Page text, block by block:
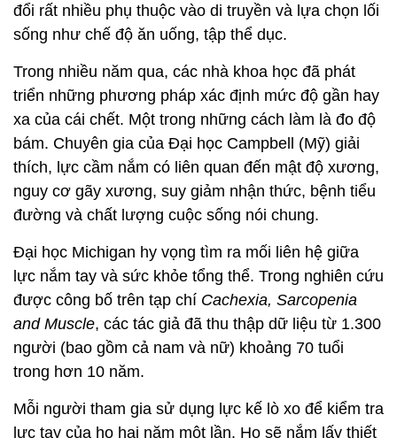
đổi rất nhiều phụ thuộc vào di truyền và lựa chọn lối
sống như chế độ ăn uống, tập thể dục.
Trong nhiều năm qua, các nhà khoa học đã phát
triển những phương pháp xác định mức độ gần hay
xa của cái chết. Một trong những cách làm là đo độ
bám. Chuyên gia của Đại học Campbell (Mỹ) giải
thích, lực cầm nắm có liên quan đến mật độ xương,
nguy cơ gãy xương, suy giảm nhận thức, bệnh tiểu
đường và chất lượng cuộc sống nói chung.
Đại học Michigan hy vọng tìm ra mối liên hệ giữa
lực nắm tay và sức khỏe tổng thể. Trong nghiên cứu
được công bố trên tạp chí Cachexia, Sarcopenia
and Muscle, các tác giả đã thu thập dữ liệu từ 1.300
người (bao gồm cả nam và nữ) khoảng 70 tuổi
trong hơn 10 năm.
Mỗi người tham gia sử dụng lực kế lò xo để kiểm tra
lực tay của họ hai năm một lần. Họ sẽ nắm lấy thiết